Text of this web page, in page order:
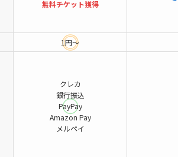
無料チケット獲得
1円～
クレカ
銀行振込
PayPay
Amazon Pay
メルペイ